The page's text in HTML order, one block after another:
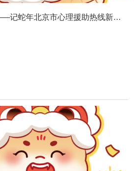
记蛇年北京市心理援助热线新春